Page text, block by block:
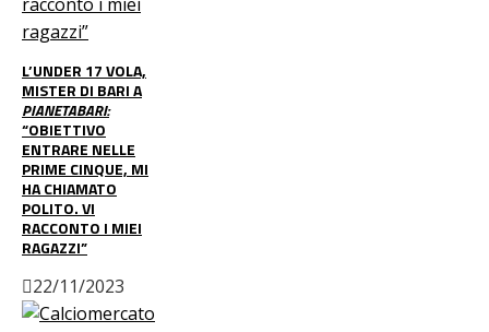
L’UNDER 17 VOLA,
MISTER DI BARI A
PIANETABARI:
“OBIETTIVO
ENTRARE NELLE
PRIME CINQUE, MI
HA CHIAMATO
POLITO. VI
RACCONTO I MIEI
RAGAZZI”
22/11/2023